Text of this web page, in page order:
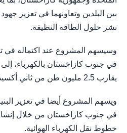
بين البلدين وتعاونهما في تعزيز
نشر حلول الطاقة النظيفة.
في جنوب كازاخستان بالكهرباء،
يقارب 2.5 مليون طن من ثاني أكسيد الكربون سنوياً.
ويسهم المشروع أيضا في تعزيز
خطوط نقل الكهرباء الهوائية.